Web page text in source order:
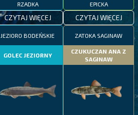
RZADKA
CZYTAJ WIĘCEJ
EPICKA
CZYTAJ WIĘCEJ
JEZIORO BODEŃSKIE
GOLEC JEZIORNY
ZATOKA SAGINAW
CZUKUCZAN ANA Z
SAGINAW